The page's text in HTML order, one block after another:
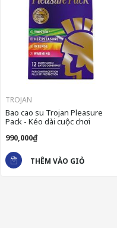
TROJAN
Bao cao su Trojan Pleasure
Pack - Kéo dài cuộc chơi
990,000₫
THÊM VÀO GIỎ